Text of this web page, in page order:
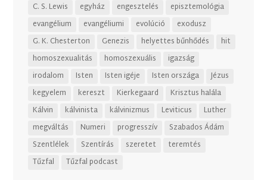
C. S. Lewis
egyház engesztelés
episztemológia
evangélium
evangéliumi evolúció
exodusz
G. K. Chesterton
Genezis helyettes bűnhődés
hit
homoszexualitás
homoszexuális
igazság
irodalom
Isten Isten igéje Isten országa
Jézus
kegyelem
kereszt Kierkegaard
Krisztus halála
Kálvin
kálvinista kálvinizmus Leviticus
Luther
megváltás
Numeri progresszív
Szabados Ádám
Szentlélek
Szentírás szeretet
teremtés
Tűzfal
Tűzfal podcast